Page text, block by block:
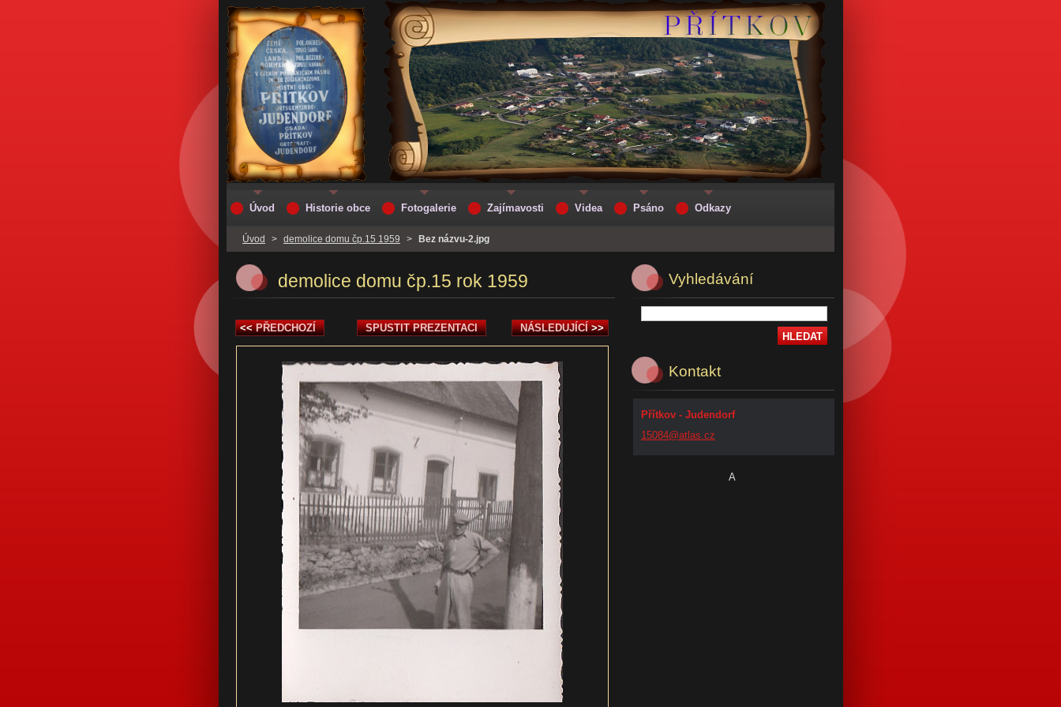
Úvod > demolice domu čp.15 1959 > Bez názvu-2.jpg
demolice domu čp.15 rok 1959
<< PŘEDCHOZÍ SPUSTIT PREZENTACI NÁSLEDUJÍCÍ >>
Vyhledávání
Kontakt
Přítkov - Judendorf
15084@at las.cz
A
Úvod Historie obce Fotogalerie Zajímavosti Videa Psáno Odkazy